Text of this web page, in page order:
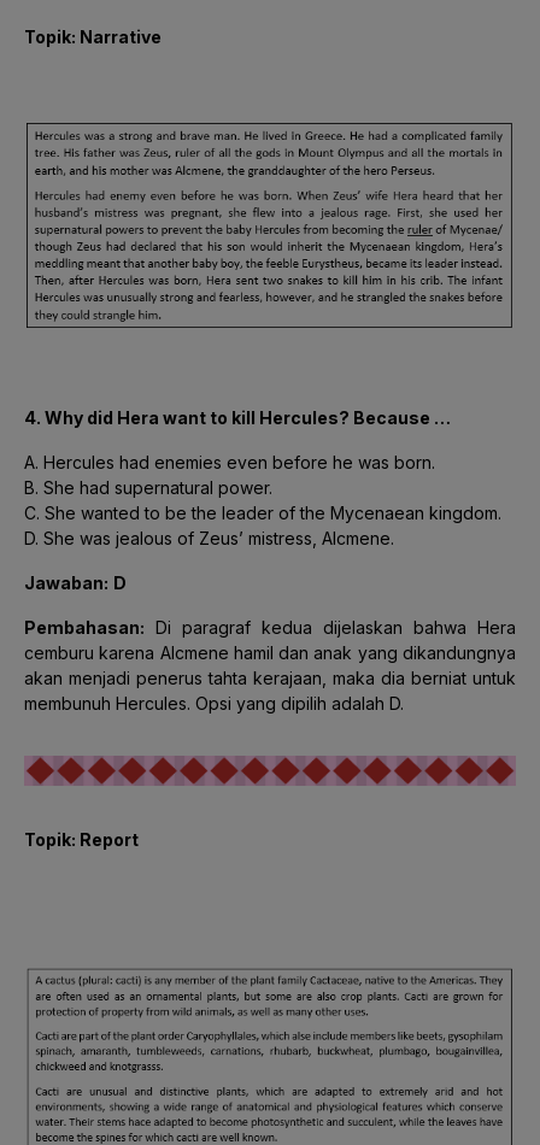
Topik: Narrative
4. Why did Hera want to kill Hercules? Because …
A. Hercules had enemies even before he was born.
B. She had supernatural power.
C. She wanted to be the leader of the Mycenaean kingdom.
D. She was jealous of Zeus’ mistress, Alcmene.
Jawaban: D
Pembahasan: Di paragraf kedua dijelaskan bahwa Hera
cemburu karena Alcmene hamil dan anak yang dikandungnya
akan menjadi penerus tahta kerajaan, maka dia berniat untuk
membunuh Hercules. Opsi yang dipilih adalah D.
Topik: Report